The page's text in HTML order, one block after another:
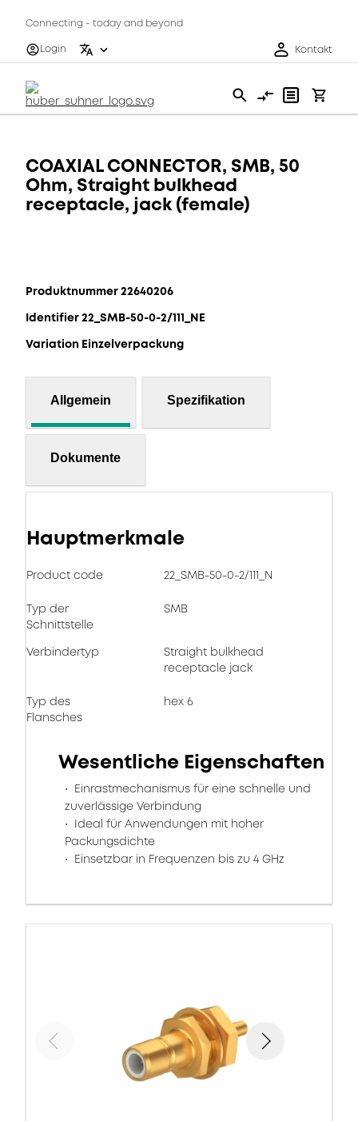
Connecting - today and beyond
Login
Kontakt
COAXIAL CONNECTOR, SMB, 50
Ohm, Straight bulkhead
receptacle, jack (female)
Produktnummer 22640206
Identifier 22_SMB-50-0-2/111_NE
Variation Einzelverpackung
Allgemein Spezifikation
Dokumente
Hauptmerkmale
Product code 22_SMB-50-0-2/111_N
Typ der
Schnittstelle
SMB
Verbindertyp
Straight bulkhead
receptacle jack
Typ des
Flansches
hex 6
Wesentliche Eigenschaften
Einrastmechanismus für eine schnelle und
zuverlässige Verbindung
Ideal für Anwendungen mit hoher
Packungsdichte
Einsetzbar in Frequenzen bis zu 4 GHz